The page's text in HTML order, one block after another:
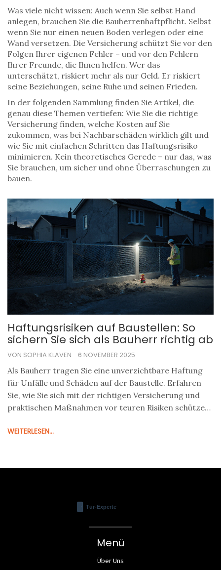
Was viele nicht wissen: Auch wenn Sie selbst Hand
anlegen, brauchen Sie die Bauherrenhaftpflicht. Selbst
wenn Sie nur einen neuen Boden verlegen oder eine
Wand versetzen. Die Versicherung schützt Sie vor den
Folgen Ihrer eigenen Fehler – und vor den Fehlern
Ihrer Freunde, die Ihnen helfen. Wer das
unterschätzt, riskiert mehr als nur Geld. Er riskiert
seine Beziehungen, seine Ruhe und seinen Frieden.
In der folgenden Sammlung finden Sie Artikel, die
genau diese Themen vertiefen: Wie Sie die richtige
Versicherung finden, welche Kosten auf Sie
zukommen, was bei Nachbarschäden wirklich gilt und
wie Sie mit einfachen Schritten das Haftungsrisiko
minimieren. Kein theoretisches Gerede – nur das, was
Sie brauchen, um sicher und ohne Überraschungen zu
bauen.
Haftungsrisiken auf Baustellen: So
sichern Sie sich als Bauherr richtig ab
VON SOPHIA KLAVEN 6 NOVEMBER 2025
Als Bauherr tragen Sie eine unverzichtbare Haftung
für Unfälle und Schäden auf der Baustelle. Erfahren
Sie, wie Sie sich mit der richtigen Versicherung und
praktischen Maßnahmen vor teuren Risiken schützen
WEITERLESEN...
Menü
Über Uns